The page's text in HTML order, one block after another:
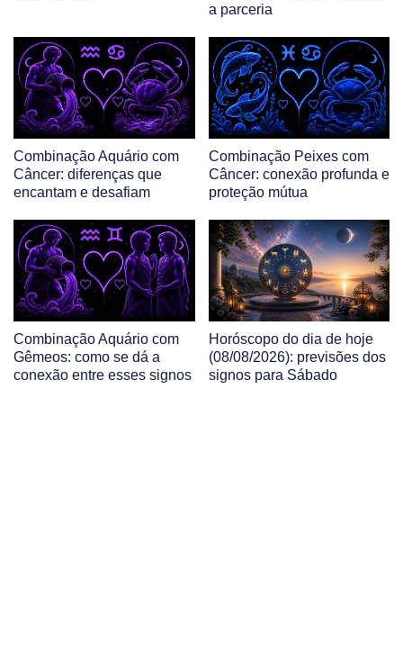
a parceria
Combinação Aquário com
Câncer: diferenças que
encantam e desafiam
Combinação Peixes com
Câncer: conexão profunda e
proteção mútua
Combinação Aquário com
Gêmeos: como se dá a
conexão entre esses signos
Horóscopo do dia de hoje
(08/08/2026): previsões dos
signos para Sábado